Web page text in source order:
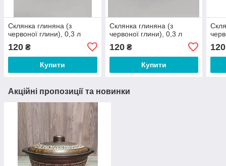
Склянка глиняна (з
червоної глини), 0,3 л
120 ₴
Купити
Склянка глиняна (з
червоної глини), 0,3 л
120₴
Купити
120
Акційні пропозиції та новинки